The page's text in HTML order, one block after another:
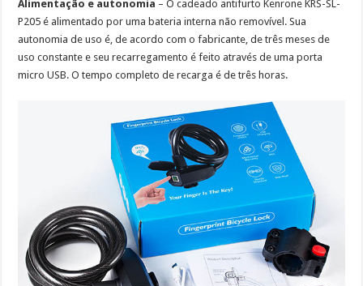
Alimentação e autonomia – O cadeado antifurto Kenrone KRS-SL-
P205 é alimentado por uma bateria interna não removível. Sua
autonomia de uso é, de acordo com o fabricante, de três meses de
uso constante e seu recarregamento é feito através de uma porta
micro USB. O tempo completo de recarga é de três horas.